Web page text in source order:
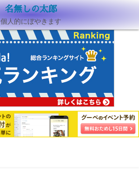
名無しの太郎
個人的にぼやきます